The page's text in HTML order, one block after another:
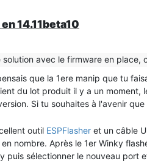
14.11beta10
avec le firmware en place,
que la 1ere manip que tu
du lot produit il y a un
Si tu souhaites à l'avenir
outil ESPFlasher et un câble
nombre. Après le 1er Winky
puis sélectionner le nouveau port